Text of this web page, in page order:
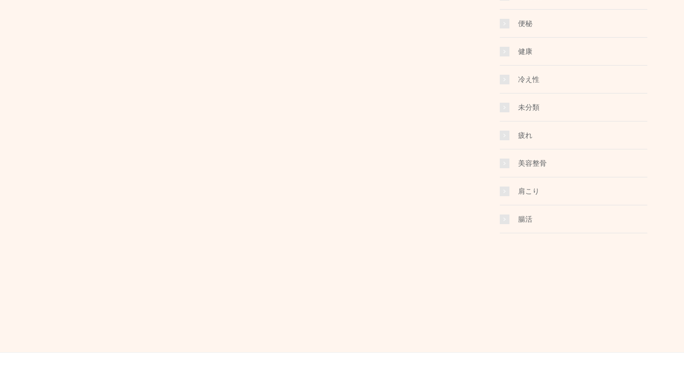
便秘
健康
冷え性
未分類
疲れ
美容整骨
肩こり
腸活